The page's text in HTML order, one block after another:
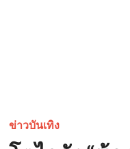
ข่าวบันเทิง